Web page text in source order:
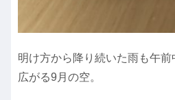
明け方から降り続いた雨も午
広がる9月の空。